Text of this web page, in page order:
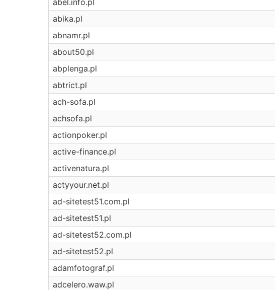
abel.info.pl
abika.pl
abnamr.pl
about50.pl
abplenga.pl
abtrict.pl
ach-sofa.pl
achsofa.pl
actionpoker.pl
active-finance.pl
activenatura.pl
actyyour.net.pl
ad-sitetest51.com.pl
ad-sitetest51.pl
ad-sitetest52.com.pl
ad-sitetest52.pl
adamfotograf.pl
adcelero.waw.pl